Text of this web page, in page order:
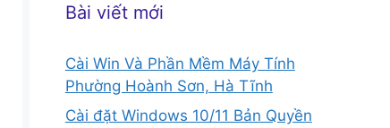
Bài viết mới
Cài Win Và Phần Mềm Máy Tính
Phường Hoành Sơn, Hà Tĩnh
Cài đặt Windows 10/11 Bản Quyền